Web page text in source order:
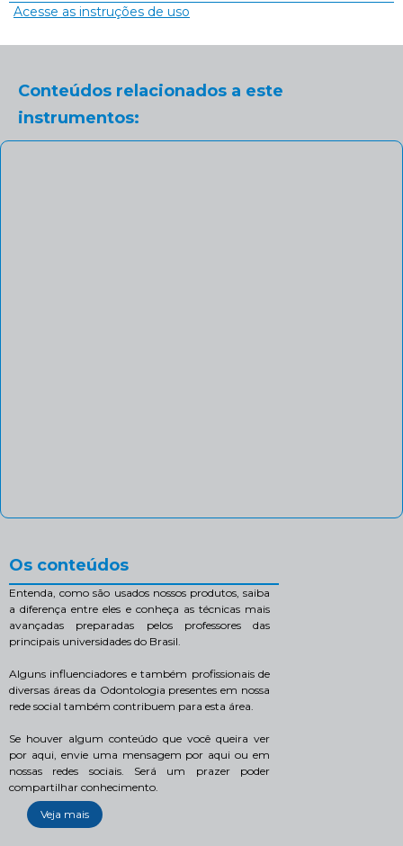
Acesse as instruções de uso
Conteúdos relacionados a este
instrumentos:
Os conteúdos
Entenda, como são usados nossos produtos, saiba
a diferença entre eles e conheça as técnicas mais
avançadas preparadas pelos professores das
principais universidades do Brasil.
Alguns influenciadores e também profissionais de
diversas áreas da Odontologia presentes em nossa
rede social também contribuem para esta área.
Se houver algum conteúdo que você queira ver
por aqui, envie uma mensagem por aqui ou em
nossas redes sociais. Será um prazer poder
compartilhar conhecimento.
Veja mais